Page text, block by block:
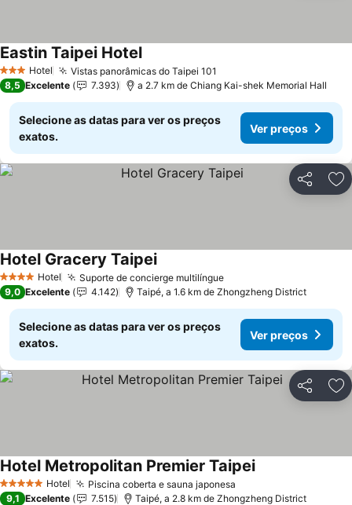
3 EstrelasHotel Vistas panorâmicas do Taipei 101
Eastin Taipei Hotel
8,5 Excelente 7.393 a 2.7 km de Chiang Kai-shek Memorial Hall
Selecione as datas para ver os preços
exatos.
Ver preços
Partilhar
4 EstrelasHotel Suporte de concierge multilíngue
Hotel Gracery Taipei
9,0 Excelente 4.142 Taipé, a 1.6 km de Zhongzheng District
Selecione as datas para ver os preços
exatos.
Ver preços
Partilhar
5 Estrelas Hotel Piscina coberta e sauna japonesa
Hotel Metropolitan Premier Taipei
9,1 Excelente 7.515 Taipé, a 2.8 km de Zhongzheng District